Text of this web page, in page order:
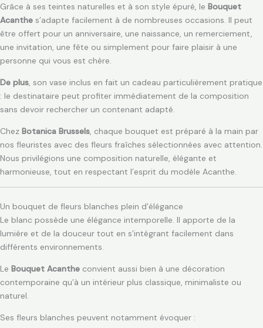
Grâce à ses teintes naturelles et à son style épuré, le Bouquet
Acanthe s’adapte facilement à de nombreuses occasions. Il peut
être offert pour un anniversaire, une naissance, un remerciement,
une invitation, une fête ou simplement pour faire plaisir à une
personne qui vous est chère.
De plus, son vase inclus en fait un cadeau particulièrement pratique
: le destinataire peut profiter immédiatement de la composition
sans devoir rechercher un contenant adapté.
Chez Botanica Brussels, chaque bouquet est préparé à la main par
nos fleuristes avec des fleurs fraîches sélectionnées avec attention.
Nous privilégions une composition naturelle, élégante et
harmonieuse, tout en respectant l’esprit du modèle Acanthe.
Un bouquet de fleurs blanches plein d’élégance
Le blanc possède une élégance intemporelle. Il apporte de la
lumière et de la douceur tout en s’intégrant facilement dans
différents environnements.
Le Bouquet Acanthe convient aussi bien à une décoration
contemporaine qu’à un intérieur plus classique, minimaliste ou
naturel.
Ses fleurs blanches peuvent notamment évoquer :